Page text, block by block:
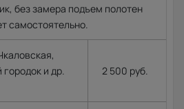
без замера подъем полотен
самостоятельно.
и др.
2 500 руб.